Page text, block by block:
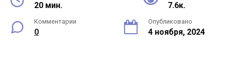
20 мин. 7.6к.
Комментарии
0
Опубликовано
4 ноября, 2024